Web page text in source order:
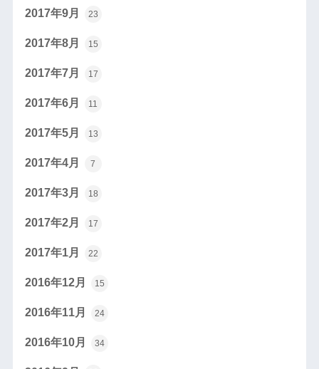
2017年9月 23
2017年8月 15
2017年7月 17
2017年6月 11
2017年5月 13
2017年4月 7
2017年3月 18
2017年2月 17
2017年1月 22
2016年12月 15
2016年11月 24
2016年10月 34